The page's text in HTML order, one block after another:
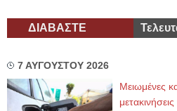
ΔΙΑΒΑΣΤΕ
7 ΑΥΓΟΥΣΤΟΥ 2026
Μειωμένες